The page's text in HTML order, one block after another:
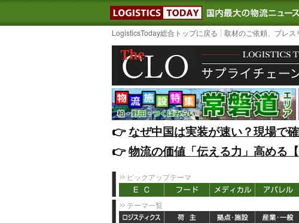
LOGISTICS TODAY
LogisticsToday総合トップに戻る 取材のご依頼、プレ
👉️なぜ中国は実装が速い？現場で
👉️物流の価値「伝える力」高める
ピックアップテーマ
テーマ一覧